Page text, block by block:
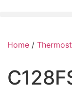
Home /